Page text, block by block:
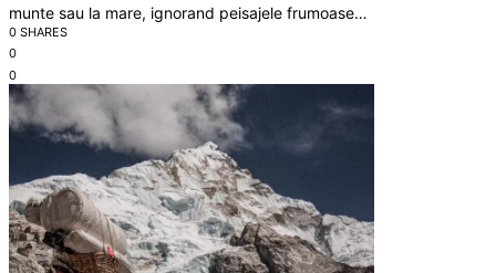
munte sau la mare, ignorand peisajele frumoase…
0 SHARES
0
0